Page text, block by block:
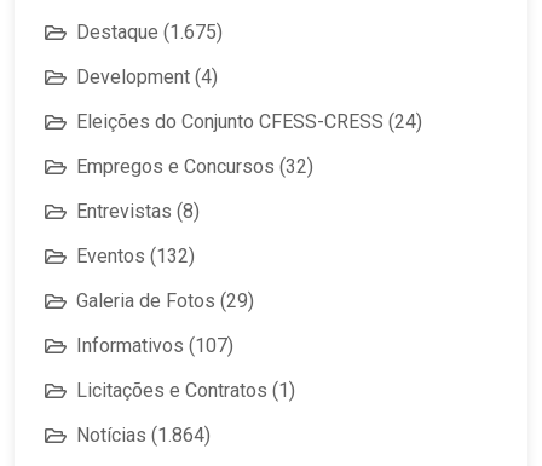
Destaque (1.675)
Development (4)
Eleições do Conjunto CFESS-CRESS (24)
Empregos e Concursos (32)
Entrevistas (8)
Eventos (132)
Galeria de Fotos (29)
Informativos (107)
Licitações e Contratos (1)
Notícias (1.864)